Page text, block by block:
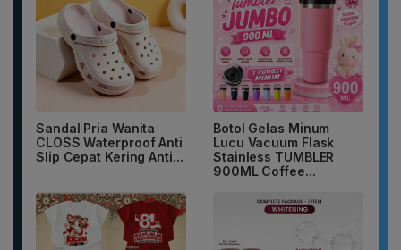
Sandal Pria Wanita
CLOSS Waterproof Anti
Slip Cepat Kering Anti...
Botol Gelas Minum
Lucu Vacuum Flask
Stainless TUMBLER
900ML Coffee...